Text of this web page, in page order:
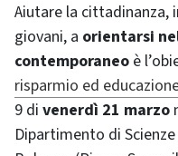
Aiutare la cittadinanza,
giovani, a orientarsi
contemporaneo è
risparmio ed
9 di venerdì 21 marzo
Dipartimento di